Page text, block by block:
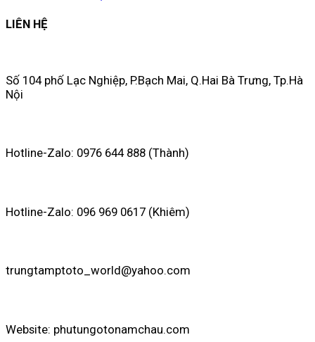
LIÊN HỆ
Số 104 phố Lạc Nghiệp, P.Bạch Mai, Q.Hai Bà Trưng, Tp.Hà
Nội
Hotline-Zalo: 0976 644 888 (Thành)
Hotline-Zalo: 096 969 0617 (Khiêm)
trungtamptoto_world@yahoo.com
Website: phutungotonamchau.com